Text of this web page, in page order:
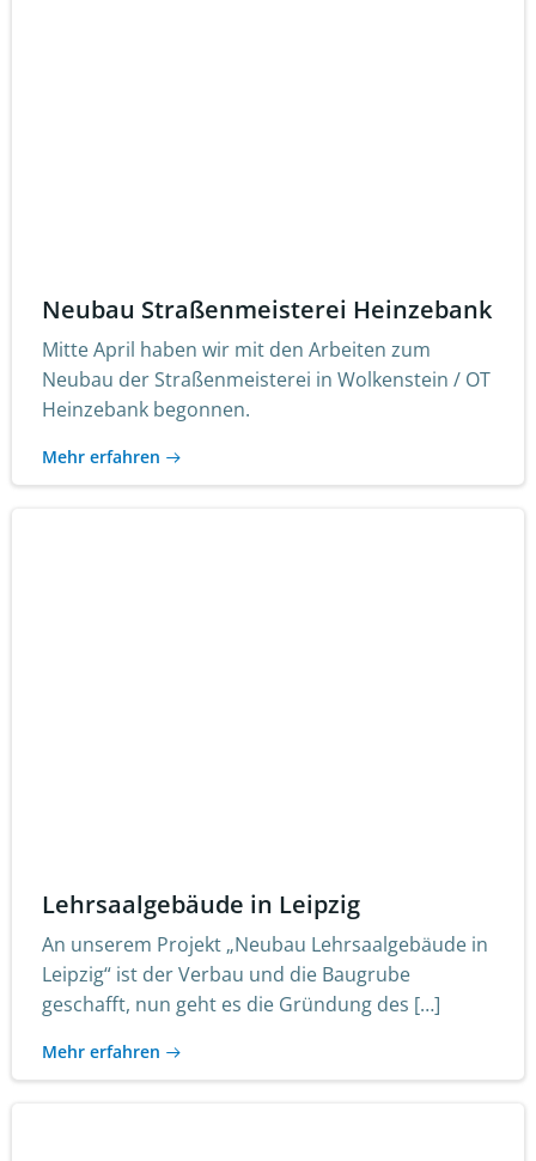
Neubau Straßenmeisterei Heinzebank
Mitte April haben wir mit den Arbeiten zum
Neubau der Straßenmeisterei in Wolkenstein / OT
Heinzebank begonnen.
Mehr erfahren
Lehrsaalgebäude in Leipzig
An unserem Projekt „Neubau Lehrsaalgebäude in
Leipzig“ ist der Verbau und die Baugrube
geschafft, nun geht es die Gründung des […]
Mehr erfahren